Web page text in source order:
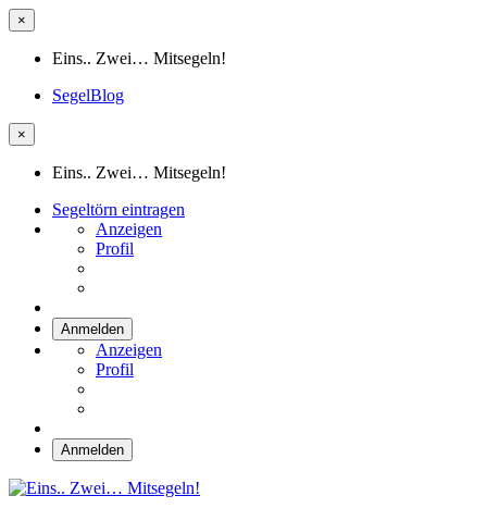
×
Eins.. Zwei… Mitsegeln!
SegelBlog
×
Eins.. Zwei… Mitsegeln!
Segeltörn eintragen
Anzeigen
Profil
Anmelden
Anzeigen
Profil
Anmelden